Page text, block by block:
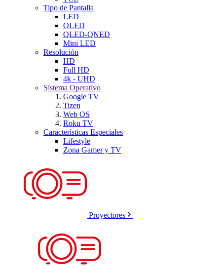
Tipo de Pantalla
LED
OLED
QLED-QNED
Mini LED
Resolución
HD
Full HD
4k - UHD
Sistema Operativo
Google TV
Tizen
Web OS
Roku TV
Características Especiales
Lifestyle
Zona Gamer y TV
Proyectores